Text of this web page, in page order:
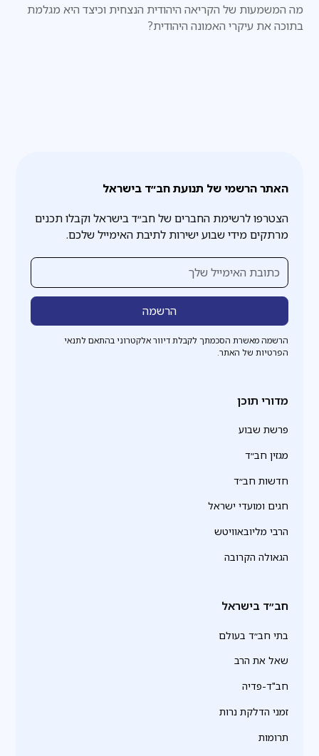
מה המשמעות של הקריאה היהודית הנצחית וכיצד היא מגלמת
בתוכה את עיקרי האמונה היהודית?
האתר הרשמי של תנועת חב״ד בישראל
הצטרפו לרשימת החברים של חב״ד בישראל וקבלו תכנים
מרתקים מידי שבוע ישירות לתיבת האימייל שלכם.
הרשמה מאשרת הסכמתך לקבלת דיוור אלקטרוני בהתאם לתנאי
הפרטיות של האתר.
מדורי תוכן
פרשת שבוע
מגזין חב״ד
חדשות חב״ד
חגים ומועדי ישראל
הרבי מליובאוויטש
הגאולה הקרובה
חב״ד בישראל
בתי חב״ד בעולם
שאל את הרב
חב"ד-פדיה
זמני הדלקת נרות
תרומות